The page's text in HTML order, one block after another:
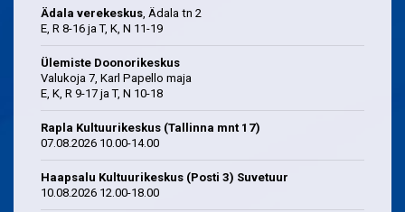
Ädala verekeskus, Ädala tn 2
E, R 8-16 ja T, K, N 11-19
Ülemiste Doonorikeskus
Valukoja 7, Karl Papello maja
E, K, R 9-17 ja T, N 10-18
Rapla Kultuurikeskus (Tallinna mnt 17)
07.08.2026 10.00-14.00
Haapsalu Kultuurikeskus (Posti 3) Suvetuur
10.08.2026 12.00-18.00